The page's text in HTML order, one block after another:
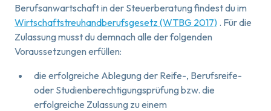
Berufsanwartschaft in der Steuerberatung findest du im
Wirtschaftstreuhandberufsgesetz (WTBG 2017) . Für die
Zulassung musst du demnach alle der folgenden
Voraussetzungen erfüllen:
die erfolgreiche Ablegung der Reife-, Berufsreife-
oder Studienberechtigungsprüfung bzw. die
erfolgreiche Zulassung zu einem